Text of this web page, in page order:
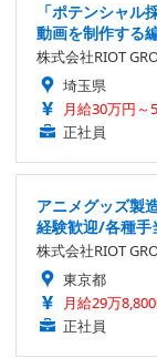
「ポテンシャ
動画を制作する
株式会社RIOT
埼玉県
月給30万円～
正社員
アニメグッズ製
経験歓迎/各種手
株式会社RIOT
東京都
月給29万
正社員